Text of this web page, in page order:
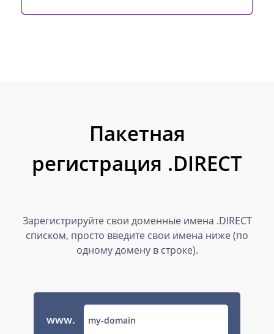
Пакетная
регистрация .DIRECT
Зарегистрируйте свои доменные имена .DIRECT
списком, просто введите свои имена ниже (по
одному домену в строке).
www.